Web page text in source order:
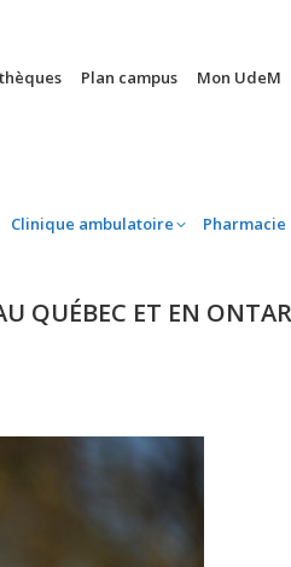
Plan campus Mon UdeM
Clinique ambulatoire Pharmacie
QUÉBEC ET EN